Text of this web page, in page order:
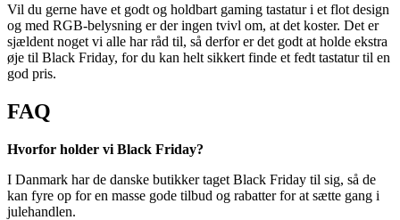
Vil du gerne have et godt og holdbart gaming tastatur i et flot design
og med RGB-belysning er der ingen tvivl om, at det koster. Det er
sjældent noget vi alle har råd til, så derfor er det godt at holde ekstra
øje til Black Friday, for du kan helt sikkert finde et fedt tastatur til en
god pris.
FAQ
Hvorfor holder vi Black Friday?
I Danmark har de danske butikker taget Black Friday til sig, så de
kan fyre op for en masse gode tilbud og rabatter for at sætte gang i
julehandlen.